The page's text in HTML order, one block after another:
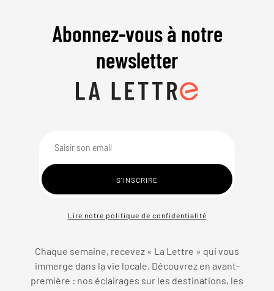
Abonnez-vous à notre
newsletter
Lire notre politique de confidentialité
Chaque semaine, recevez « La Lettre » qui vous
immerge dans la vie locale. Découvrez en avant-
première : nos éclairages sur les destinations, les